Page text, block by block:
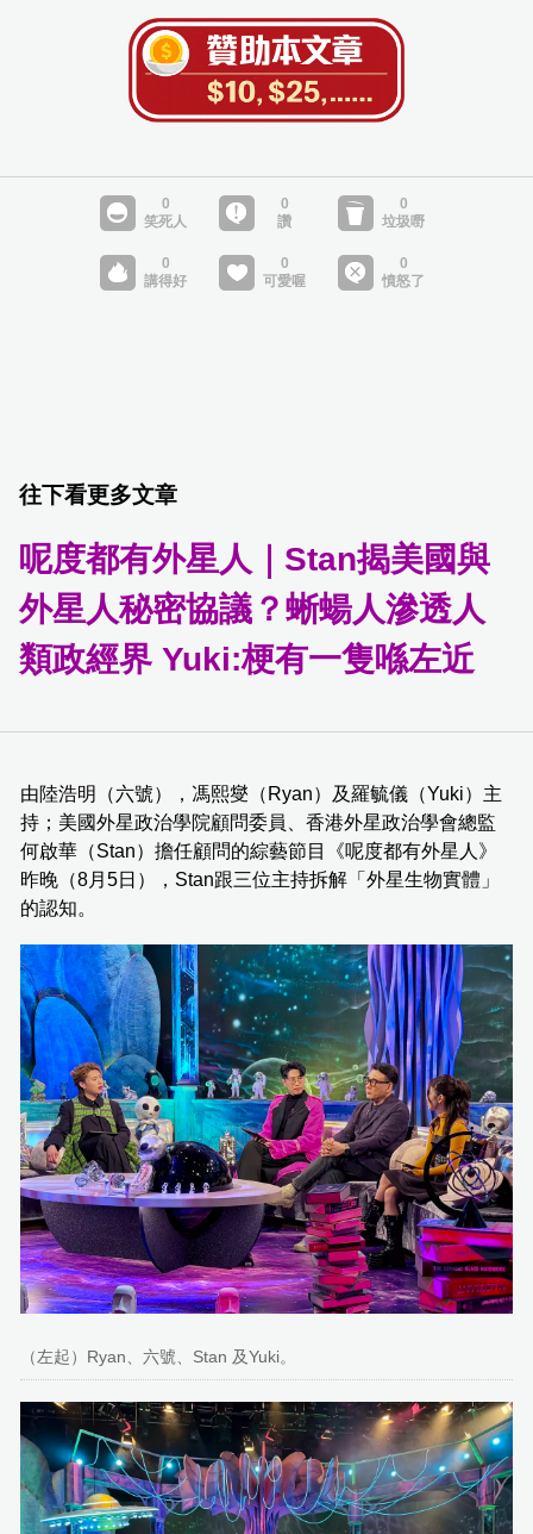
往下看更多文章
呢度都有外星人｜Stan揭美國與
外星人秘密協議？蜥蝪人滲透人
類政經界 Yuki:梗有一隻喺左近
由陸浩明（六號），馮熙燮（Ryan）及羅毓儀（Yuki）主
持；美國外星政治學院顧問委員、香港外星政治學會總監
何啟華（Stan）擔任顧問的綜藝節目《呢度都有外星人》
昨晚（8月5日），Stan跟三位主持拆解「外星生物實體」
的認知。
（左起）Ryan、六號、Stan 及Yuki。